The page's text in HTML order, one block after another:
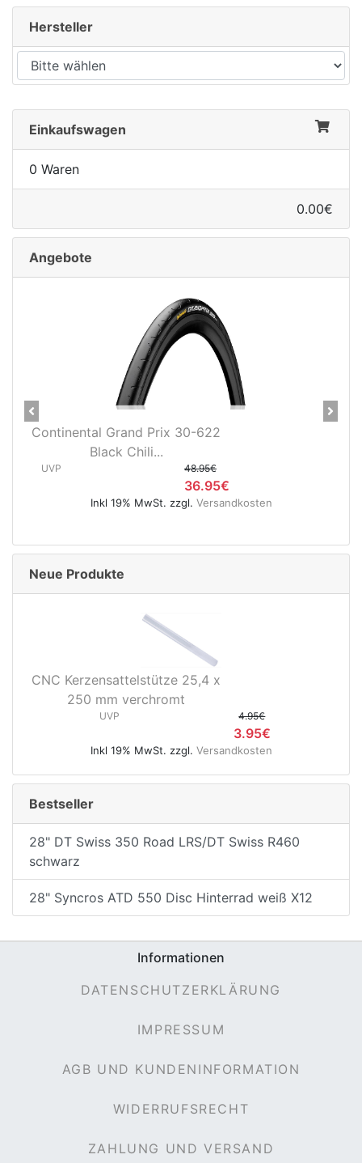
Hersteller
Einkaufswagen
0 Waren
0.00€
Angebote
Continental Grand Prix 30-622
Black Chili...
UVP 48.95€
36.95€
Inkl 19% MwSt. zzgl.Versandkosten
Previous Next
Neue Produkte
CNC Kerzensattelstütze 25,4 x
250 mm verchromt
UVP 4.95€
3.95€
Inkl 19% MwSt. zzgl. Versandkosten
Bestseller
28" DT Swiss 350 Road LRS/DT Swiss R460
schwarz
28" Syncros ATD 550 Disc Hinterrad weiß X12
Informationen
DATENSCHUTZERKLÄRUNG
IMPRESSUM
AGB UND KUNDENINFORMATION
WIDERRUFSRECHT
ZAHLUNG UND VERSAND